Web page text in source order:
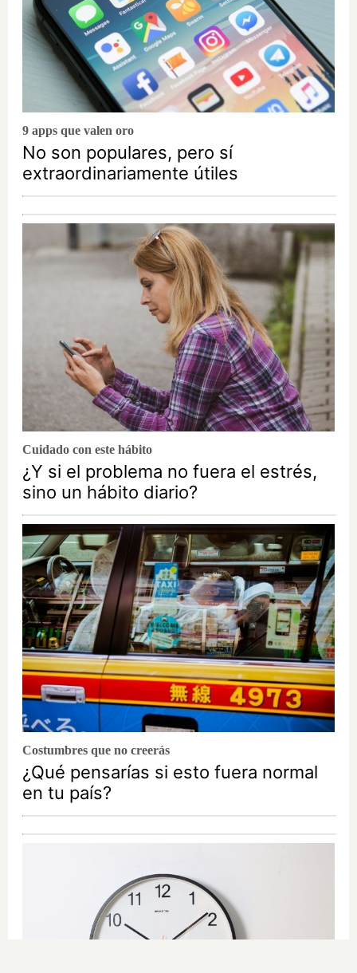
9 apps que valen oro
No son populares, pero sí
extraordinariamente útiles
Cuidado con este hábito
¿Y si el problema no fuera el estrés,
sino un hábito diario?
Costumbres que no creerás
¿Qué pensarías si esto fuera normal
en tu país?